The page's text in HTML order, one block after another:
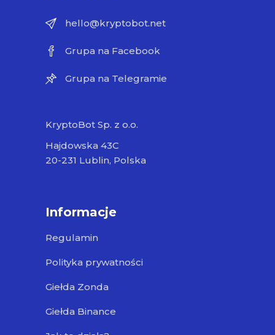
hello@kryptobot.net
Grupa na Facebook
Grupa na Telegramie
KryptoBot Sp. z o.o.
Hajdowska 43C
20-231 Lublin, Polska
Informacje
Regulamin
Polityka prywatności
Giełda Zonda
Giełda Binance